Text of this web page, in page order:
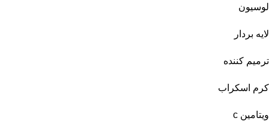
لوسیون
لایه بردار
ترمیم کننده
کرم اسکراب
ویتامین c